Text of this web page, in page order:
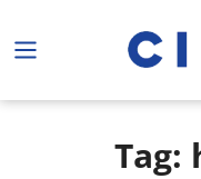
Tag: